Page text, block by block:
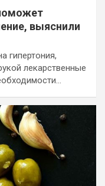
выяснили
гипертония,
лекарственные